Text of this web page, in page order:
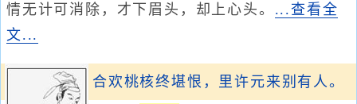
情无计可消除，才下眉头，却上心头。 ...查看全
文...
合欢桃核终堪恨，里许元来别有人。